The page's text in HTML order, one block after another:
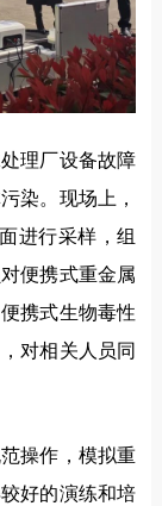
理厂设备故障
染。现场上，
进行采样，组
便携式重金属
携式生物毒性
对相关人员同
操作，模拟重
好的演练和培